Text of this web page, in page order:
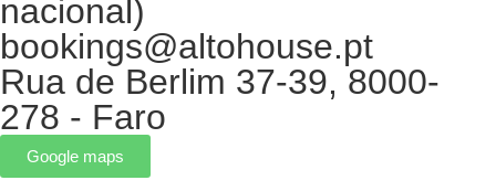
nacional)
bookings@altohouse.pt
Rua de Berlim 37-39, 8000-
278 - Faro
Google maps